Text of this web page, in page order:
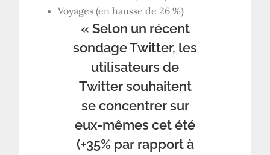
Voyages (en hausse de 26 %)
« Selon un récent
sondage Twitter, les
utilisateurs de
Twitter souhaitent
se concentrer sur
eux-mêmes cet été
(+35% par rapport à